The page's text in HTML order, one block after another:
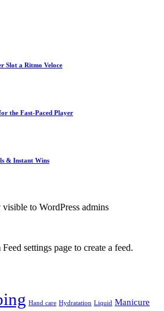
Slot a Ritmo Veloce
the Fast‑Paced Player
& Instant Wins
to WordPress admins
settings page to create a feed.
Hand care Hydratation Liquid Manicure